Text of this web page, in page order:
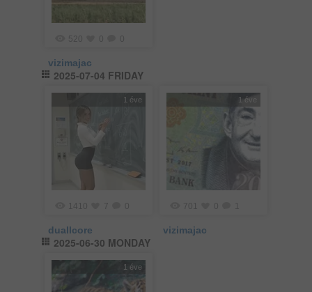
520
vizimajac
2025-07-04 FRIDAY
1 éve
7
duallcore
1 éve
701
vizimajac
2025-06-30 MONDAY
1 éve